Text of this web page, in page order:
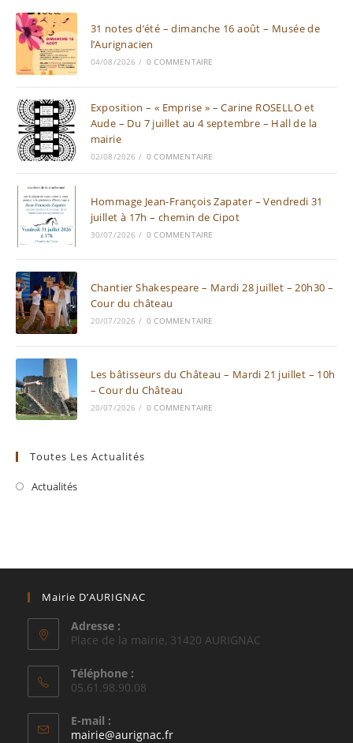
31 notes d’été – dimanche 16 août – Musée de
l’Aurignacien
04/08/2026 / 0 COMMENTAIRE
Exposition – « Emprise » – Carine ROSELLO et
Aude – Du 7 juillet au 4 septembre – Hall de la
mairie
02/08/2026 / 0 COMMENTAIRE
Hommage Jean-François Zapater – Vendredi 31
juillet à 17h – chemin de Cipot
30/07/2026 / 0 COMMENTAIRE
Chantier Shakespeare – Mardi 28 juillet – 20h30 –
Cour du château
20/07/2026 / 0 COMMENTAIRE
Les bâtisseurs du Château – Mardi 21 juillet – 10h
– Cour du Château
20/07/2026 / 0 COMMENTAIRE
Toutes Les Actualités
Actualités
Mairie D’AURIGNAC
Adresse :
Place de la mairie, 31420 AURIGNAC
Téléphone :
05.61.98.90.08
E-mail :
mairie@aurignac.frS’ouvre